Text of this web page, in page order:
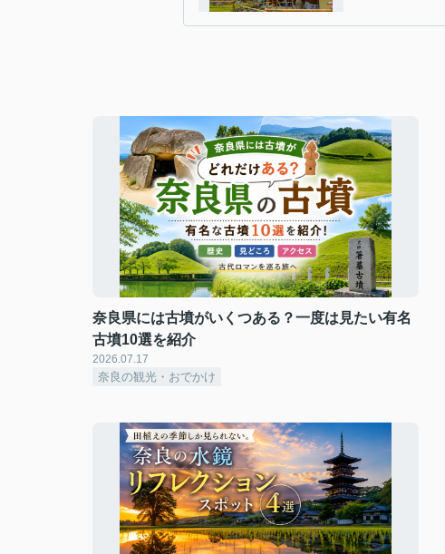
奈良県には古墳がいくつある？一度は見たい有名
古墳10選を紹介
2026.07.17
奈良の観光・おでかけ